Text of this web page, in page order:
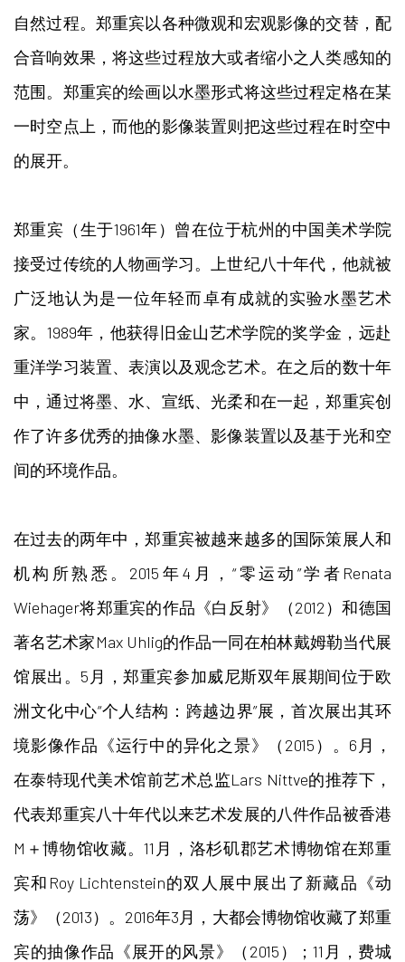
自然过程。郑重宾以各种微观和宏观影像的交替，配
合音响效果，将这些过程放大或者缩小之人类感知的
范围。郑重宾的绘画以水墨形式将这些过程定格在某
一时空点上，而他的影像装置则把这些过程在时空中
的展开。
郑重宾（生于1961年）曾在位于杭州的中国美术学院
接受过传统的人物画学习。上世纪八十年代，他就被
广泛地认为是一位年轻而卓有成就的实验水墨艺术
家。1989年，他获得旧金山艺术学院的奖学金，远赴
重洋学习装置、表演以及观念艺术。在之后的数十年
中，通过将墨、水、宣纸、光柔和在一起，郑重宾创
作了许多优秀的抽像水墨、影像装置以及基于光和空
间的环境作品。
在过去的两年中，郑重宾被越来越多的国际策展人和
机构所熟悉。2015年4月，“零运动”学者Renata
Wiehager将郑重宾的作品《白反射》（2012）和德国
著名艺术家Max Uhlig的作品一同在柏林戴姆勒当代展
馆展出。5月，郑重宾参加威尼斯双年展期间位于欧
洲文化中心“个人结构：跨越边界”展，首次展出其环
境影像作品《运行中的异化之景》（2015）。6月，
在泰特现代美术馆前艺术总监Lars Nittve的推荐下，
代表郑重宾八十年代以来艺术发展的八件作品被香港
M＋博物馆收藏。11月，洛杉矶郡艺术博物馆在郑重
宾和Roy Lichtenstein的双人展中展出了新藏品《动
荡》（2013）。2016年3月，大都会博物馆收藏了郑重
宾的抽像作品《展开的风景》（2015）；11月，费城